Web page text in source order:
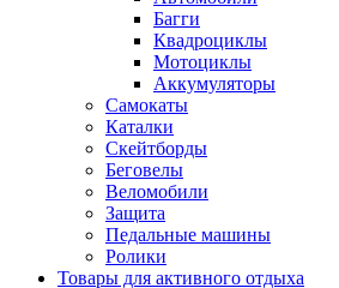
Багги
Квадроциклы
Мотоциклы
Аккумуляторы
Самокаты
Каталки
Скейтборды
Беговелы
Веломобили
Защита
Педальные машины
Ролики
Товары для активного отдыха